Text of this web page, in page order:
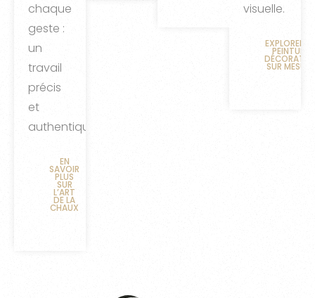
chaque
geste :
un
travail
précis
et
authentique.
EN
SAVOIR
PLUS
SUR
L’ART
DE LA
CHAUX
visuelle.
EXPLORER LA
PEINTURE
SUR MESURE